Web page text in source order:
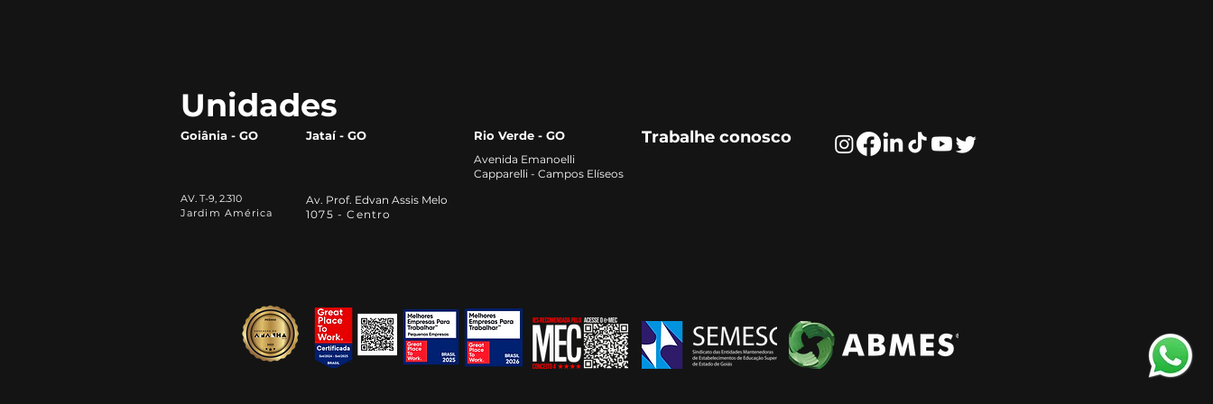
Unidades
Goiânia - GO Jataí - GO
AV. T-9, 2.310
Jardim América
Av. Prof. Edvan Assis Melo
1075 - Centro
Trabalhe conosco
Rio Verde - GO
Avenida Emanoelli
Capparelli - Campos Elíseos